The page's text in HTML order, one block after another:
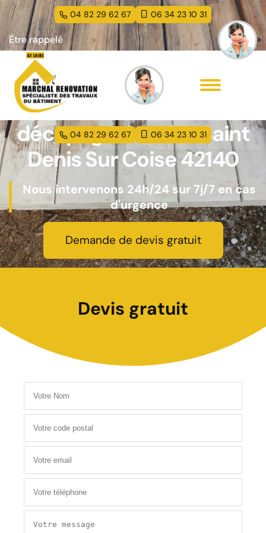
04 82 29 62 67 06 34 23 10 31
Être rappelé
04 82 29 62 67 06 34 23 10 31
Entreprise peinture et
décapage de volet Saint
Denis Sur Coise 42140
Nous intervenons 24h/24 sur 7j/7 en cas
d'urgence
Demande de devis gratuit
Devis gratuit